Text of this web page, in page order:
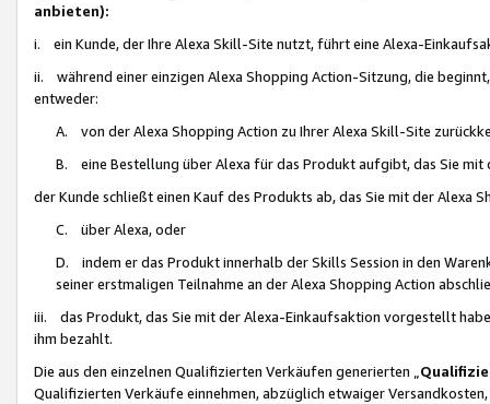
anbieten):
i. ein Kunde, der Ihre Alexa Skill-Site nutzt, führt eine Alexa-
ii. während einer einzigen Alexa Shopping Action-Sitzung, die
entweder:
A. von der Alexa Shopping Action zu Ihrer Alexa Skill-Site
B. eine Bestellung über Alexa für das Produkt aufgibt, das Sie mit
der Kunde schließt einen Kauf des Produkts ab, das Sie mit der Alexa
C. über Alexa, oder
D. indem er das Produkt innerhalb der Skills Session in den
seiner erstmaligen Teilnahme an der Alexa Shopping Action
iii. das Produkt, das Sie mit der Alexa-Einkaufsaktion vorgestellt
ihm bezahlt.
Die aus den einzelnen Qualifizierten Verkäufen generierten „
Qualifizierten Verkäufe einnehmen, abzüglich etwaiger